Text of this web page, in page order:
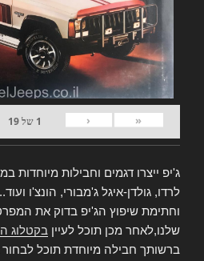
«
‹
1 של19
ג'יפ ייצרו דגמים וחבילות מיוחדות
לרדו, גולדן-איגל ג'מבורי, הונצ'ו
וחתימת שיפוץ הג'יפ בדוק את
שלנו,לאחר מכן תוכל לעיין בקטלוג
ברשותך חבילה מיוחדת תוכל